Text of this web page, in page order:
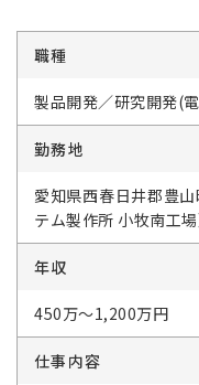
職種
製品開発／研究開発(
勤務地
愛知県西春日井郡豊
テム製作所 小牧南工場
年収
450万～1,200万円
仕事内容